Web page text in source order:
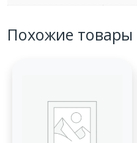
Похожие товары